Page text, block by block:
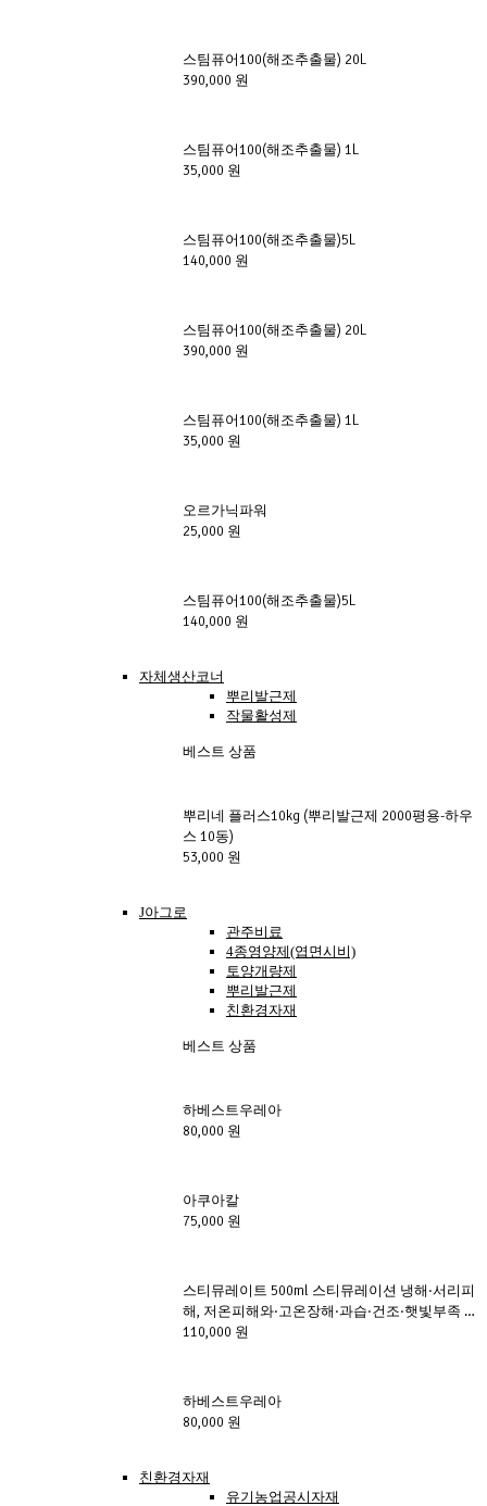
스팀퓨어100(해조추출물) 20L
390,000 원
스팀퓨어100(해조추출물) 1L
35,000 원
스팀퓨어100(해조추출물)5L
140,000 원
스팀퓨어100(해조추출물) 20L
390,000 원
스팀퓨어100(해조추출물) 1L
35,000 원
오르가닉파워
25,000 원
스팀퓨어100(해조추출물)5L
140,000 원
자체생산코너
뿌리발근제
작물활성제
베스트 상품
뿌리네 플러스10kg (뿌리발근제 2000평용-하우
스 10동)
53,000 원
J아그로
관주비료
4종영양제(엽면시비)
토양개량제
뿌리발근제
친환경자재
베스트 상품
하베스트우레아
80,000 원
아쿠아칼
75,000 원
스티뮤레이트 500ml 스티뮤레이션 냉해·서리피
해, 저온피해와·고온장해·과습·건조·햇빛부족 등
이상기후로 인한 피해를 예방
110,000 원
하베스트우레아
80,000 원
친환경자재
유기농업공시자재